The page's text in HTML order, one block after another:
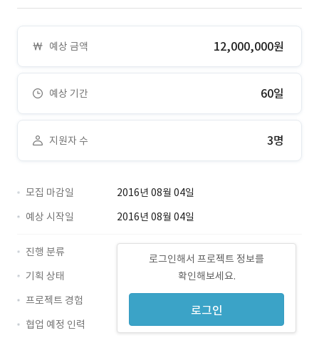
예상 금액 12,000,000원
예상 기간 60일
지원자 수 3명
모집 마감일
2016년 08월 04일
예상 시작일
2016년 08월 04일
로그인해서 프로젝트 정보를
확인해보세요.
로그인
진행 분류
기획 상태
프로젝트 경험
협업 예정 인력